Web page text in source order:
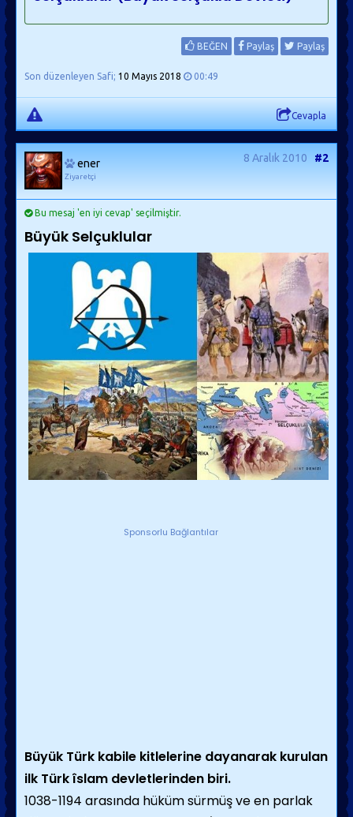
BEĞEN Paylaş Paylaş
Son düzenleyen Safi; 10 Mayıs 2018 00:49
Cevapla
ener
Ziyaretçi
8 Aralık 2010 #2
Bu mesaj 'en iyi cevap' seçilmiştir.
Büyük Selçuklular
Sponsorlu Bağlantılar
Büyük Türk kabile kitlelerine dayanarak kurulan
ilk Türk îslam devletlerinden biri.
1038-1194 arasında hüküm sürmüş ve en parlak